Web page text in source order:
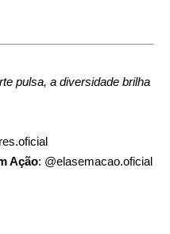
pulsa, a diversidade brilha
Ação: @elasemacao.oficial